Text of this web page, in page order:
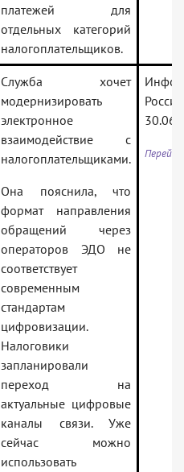
платежей для
отдельных категорий
налогоплательщиков.
Служба хочет
модернизировать
электронное
взаимодействие с
налогоплательщиками.
Она пояснила, что
формат направления
обращений через
операторов ЭДО не
соответствует
современным
стандартам
цифровизации.
Налоговики
запланировали
переход на
актуальные цифровые
каналы связи. Уже
сейчас можно
использовать